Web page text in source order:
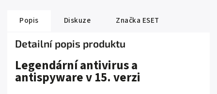
Popis Diskuze Značka ESET
Detailní popis produktu
Legendární antivirus a
antispyware v 15. verzi